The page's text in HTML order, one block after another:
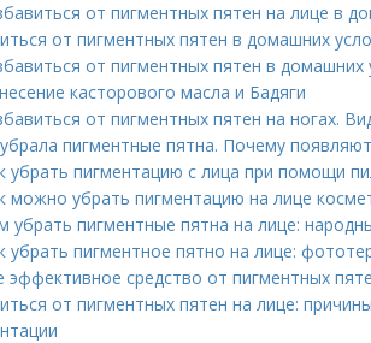
от пигментных пятен на лице в
от пигментных пятен в домашних
от пигментных пятен в
касторового масла и Бадяги
от пигментных пятен на ногах.
пигментные пятна. Почему
убрать пигментацию с лица при помощи
можно убрать пигментацию на лице
убрать пигментные пятна на лице:
убрать пигментное пятно на лице:
эффективное средство от пигментных
от пигментных пятен на лице: